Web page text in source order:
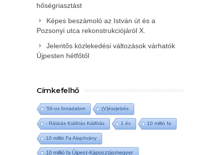
hőségriasztást
Képes beszámoló az István út és a
Pozsonyi utca rekonstrukciójáról X.
Jelentős közlekedési változások várhatók
Újpesten hétfőtől
Címkefelhő
'56-os forradalom (V)észjelzés
- Rálátás Kiállítás Kiállítás 1 év 10 millió fa
10 millió Fa Alapítvány
10 millió fa Újpest-Káposztásmegyer